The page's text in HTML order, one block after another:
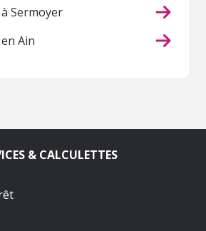
Sermoyer
Ain
& CALCULETTES